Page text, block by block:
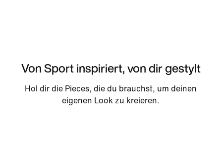
Von Sport inspiriert, von dir gestylt
Hol dir die Pieces, die du brauchst, um deinen
eigenen Look zu kreieren.